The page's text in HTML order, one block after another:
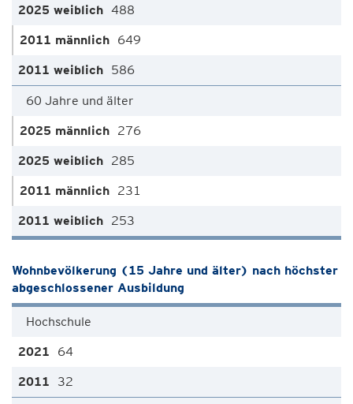
488
649
586
60 Jahre und älter
276
285
231
253
Wohnbevölkerung (15 Jahre und älter) nach höchster
abgeschlossener Ausbildung
Hochschule
64
32